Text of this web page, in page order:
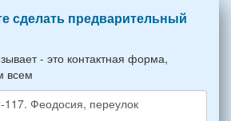
сделать предварительный
- это контактная форма,
всем